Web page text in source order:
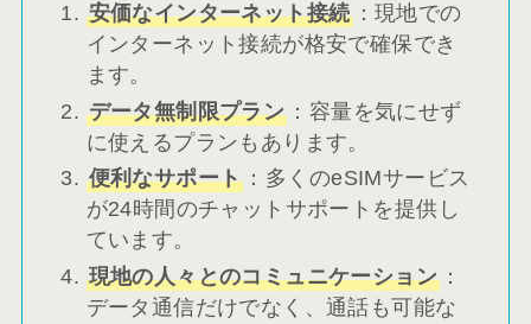
安価なインターネット接続：現地での
インターネット接続が格安で確保でき
ます。
データ無制限プラン ：容量を気にせず
に使えるプランもあります。
便利なサポート ：多くのeSIMサービス
が24時間のチャットサポートを提供し
ています。
現地の人々とのコミュニケーション ：
データ通信だけでなく、通話も可能な